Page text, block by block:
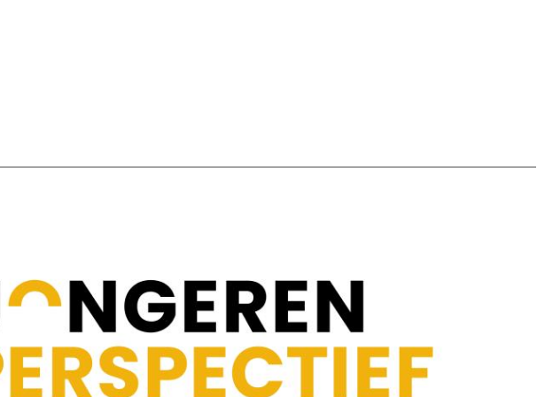
OVER ROOD
COLLECTIEF SCHULDREGELEN
DE VOORZIENINGENWIJZER
NEDERLANDSE SCHULDHULPROUTE (NSR)
ONZE PARTNERS